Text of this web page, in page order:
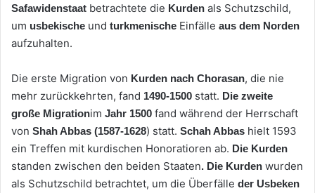
Safawidenstaat betrachtete die Kurden als Schutzschild,
um usbekische und turkmenische Einfälle aus dem Norden
aufzuhalten.
Die erste Migration von Kurden nach Chorasan, die nie
mehr zurückkehrten, fand 1490-1500 statt. Die zweite
große Migrationim Jahr 1500 fand während der Herrschaft
von Shah Abbas (1587-1628) statt. Schah Abbas hielt 1593
ein Treffen mit kurdischen Honoratioren ab. Die Kurden
standen zwischen den beiden Staaten. Die Kurden wurden
als Schutzschild betrachtet, um die Überfälle der Usbeken